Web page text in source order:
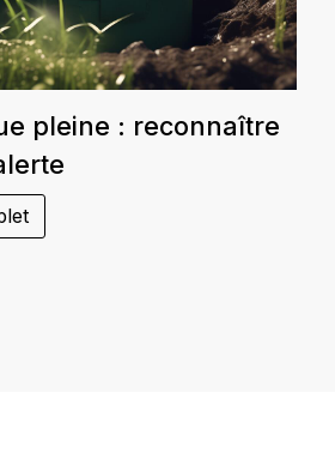
pleine : reconnaître